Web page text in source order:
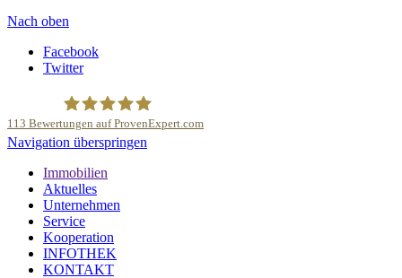
Nach oben
Facebook
Twitter
113 Bewertungen auf ProvenExpert.com
Navigation überspringen
Immobilien
Aktuelles
Unternehmen
Service
Kooperation
INFOTHEK
KONTAKT